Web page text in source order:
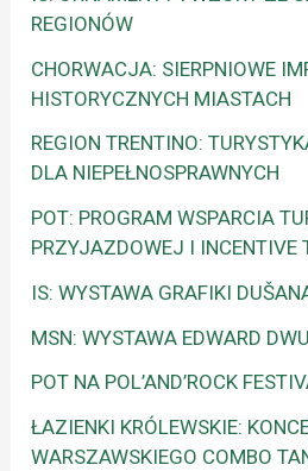
REGIONÓW
CHORWACJA: SIERPNIOWE
HISTORYCZNYCH MIASTACH
REGION TRENTINO:
DLA NIEPEŁNOSPRAWNYCH
POT: PROGRAM WSPARCIA
PRZYJAZDOWEJ I INCENTIVE
IS: WYSTAWA GRAFIKI
MSN: WYSTAWA EDWARD
POT NA POL’AND’ROCK
ŁAZIENKI KRÓLEWSKIE:
WARSZAWSKIEGO COMBO